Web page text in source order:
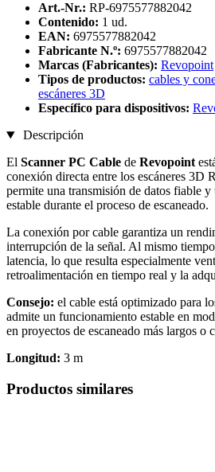
Art.-Nr.: RP-6975577882042
Contenido: 1 ud.
EAN: 6975577882042
Fabricante N.º: 6975577882042
Marcas (Fabricantes): Revopoint
Tipos de productos: cables y
escáneres 3D
Específico para dispositivos:
Descripción
El Scanner PC Cable de Revopoint
conexión directa entre los escáneres 3D
permite una transmisión de datos fiable
estable durante el proceso de escaneado.
La conexión por cable garantiza un
interrupción de la señal. Al mismo
latencia, lo que resulta especialmente
retroalimentación en tiempo real y la
Consejo: el cable está optimizado para
admite un funcionamiento estable en
en proyectos de escaneado más largos o
Longitud: 3 m
Productos similares